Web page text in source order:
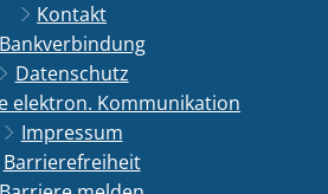
Kontakt
Bankverbindung
Datenschutz
elektron. Kommunikation
Impressum
Barrierefreiheit